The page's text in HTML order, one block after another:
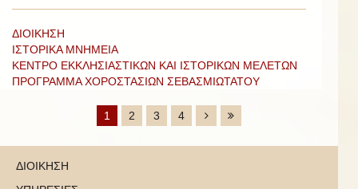
ΔΙΟΙΚΗΣΗ
ΙΣΤΟΡΙΚΑ ΜΝΗΜΕΙΑ
ΚΕΝΤΡΟ ΕΚΚΛΗΣΙΑΣΤΙΚΩΝ ΚΑΙ ΙΣΤΟΡΙΚΩΝ ΜΕΛΕΤΩΝ
ΠΡΟΓΡΑΜΜΑ ΧΟΡΟΣΤΑΣΙΩΝ ΣΕΒΑΣΜΙΩΤΑΤΟΥ
1 2 3 4
ΔΙΟΙΚΗΣΗ